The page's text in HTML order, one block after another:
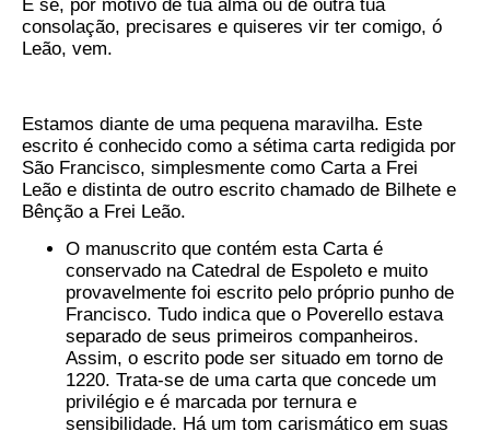
E se, por motivo de tua alma ou de outra tua
consolação, precisares e quiseres vir ter comigo, ó
Leão, vem.
Estamos diante de uma pequena maravilha. Este
escrito é conhecido como a sétima carta redigida por
São Francisco, simplesmente como Carta a Frei
Leão e distinta de outro escrito chamado de Bilhete e
Bênção a Frei Leão.
O manuscrito que contém esta Carta é
conservado na Catedral de Espoleto e muito
provavelmente foi escrito pelo próprio punho de
Francisco. Tudo indica que o Poverello estava
separado de seus primeiros companheiros.
Assim, o escrito pode ser situado em torno de
1220. Trata-se de uma carta que concede um
privilégio e é marcada por ternura e
sensibilidade. Há um tom carismático em suas